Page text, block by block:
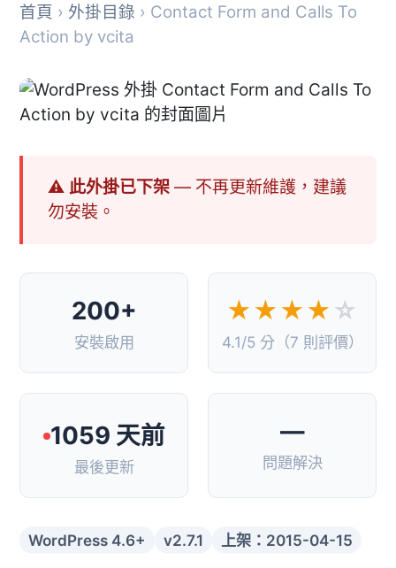
首頁 › 外掛目錄 › Contact Form and Calls To
Action by vcita
⚠ 此外掛已下架— 不再更新維護，建議
勿安裝。
200+
安裝啟用
★★★★ ☆
4.1/5 分（7 則評價）
1059 天前
最後更新
—
問題解決
WordPress 4.6+ v2.7.1 上架：2015-04-15